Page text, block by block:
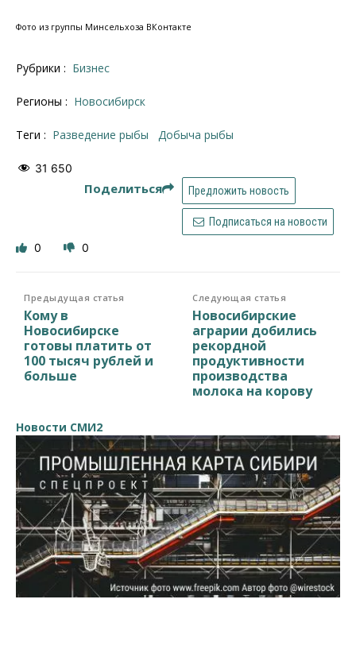
Фото из группы Минсельхоза ВКонтакте
Рубрики : Бизнес
Регионы : Новосибирск
Теги : Разведение рыбы добыча рыбы
31 650
Поделиться Предложить новость
Подписаться на новости
0 0
Предыдущая статья
Кому в
Новосибирске
готовы платить от
100 тысяч рублей и
больше
Следующая статья
Новосибирские
аграрии добились
рекордной
продуктивности
производства
молока на корову
Новости СМИ2